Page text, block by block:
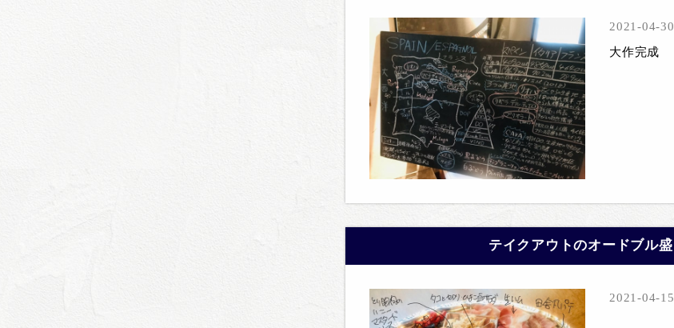
2021-04-
大作完成
テイクアウトのオードブル
2021-04-